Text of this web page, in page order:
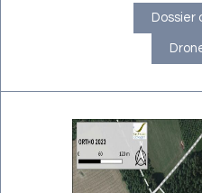
Dossier